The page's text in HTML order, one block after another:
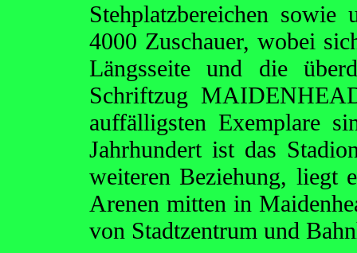
Stehplatzbereichen sowie
4000 Zuschauer, wobei
Längsseite und die
Schriftzug
auffälligsten Exemplare
Jahrhundert ist das
weiteren Beziehung, liegt
Arenen mitten in
von Stadtzentrum und